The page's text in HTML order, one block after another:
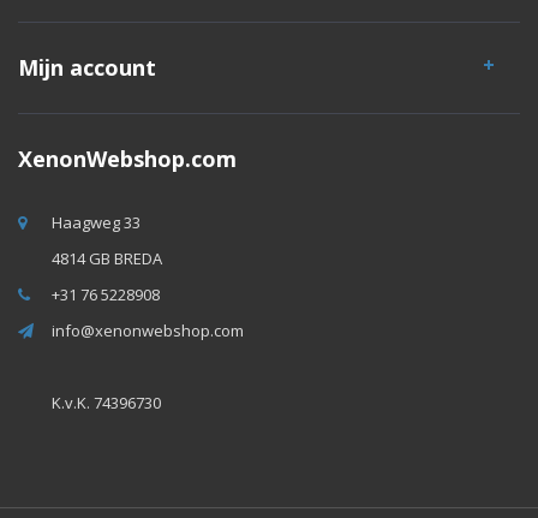
Mijn account
XenonWebshop.com
Haagweg 33
4814 GB BREDA
+31 76 5228908
info@xenonwebshop.com
K.v.K. 74396730